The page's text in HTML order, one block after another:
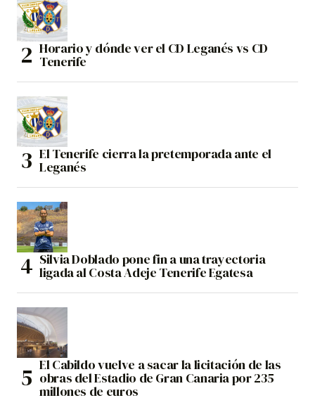
Horario y dónde ver el CD Leganés vs CD
Tenerife
El Tenerife cierra la pretemporada ante el
Leganés
Silvia Doblado pone fin a una trayectoria
ligada al Costa Adeje Tenerife Egatesa
El Cabildo vuelve a sacar la licitación de las
obras del Estadio de Gran Canaria por 235
millones de euros